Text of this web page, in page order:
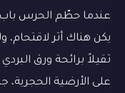
عندما حطّم الحرس باب
يكن هناك أثر لاقتحام،
ثقيلاً برائحة ورق
على الأرضية